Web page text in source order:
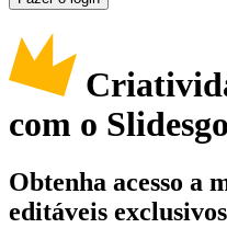
com o
Obtenha acesso a
editáveis